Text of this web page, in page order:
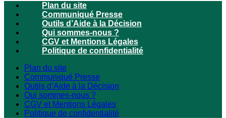
Plan du site
Communiqué Presse
Outils d’Aide à la Décision
Qui sommes-nous ?
CGV et Mentions Légales
Politique de confidentialité
Plan du site
Communiqué Presse
Outils d’Aide à la Décision
Qui sommes-nous ?
CGV et Mentions Légales
Politique de confidentialité